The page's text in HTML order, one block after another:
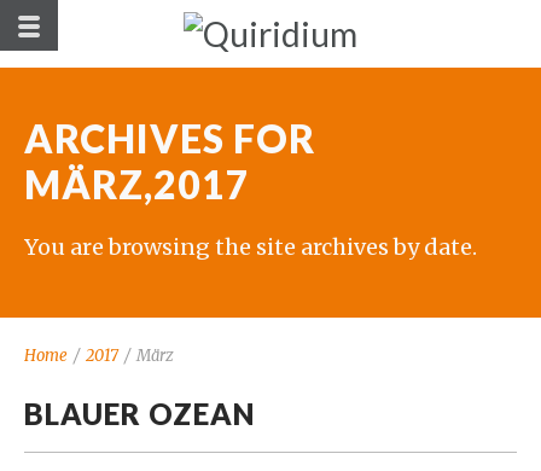
ARCHIVES FOR
MÄRZ,2017
You are browsing the site archives by date.
Home / 2017 / März
BLAUER OZEAN